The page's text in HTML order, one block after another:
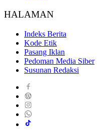
HALAMAN
Indeks Berita
Kode Etik
Pasang Iklan
Pedoman Media Siber
Susunan Redaksi